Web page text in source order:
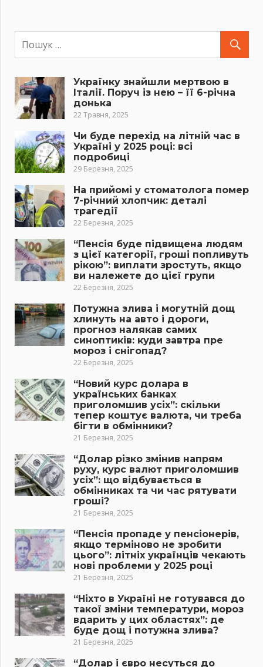
Українку знайшли мертвою в
Італії. Поруч із нею – її 6-річна
донька
22 Травня, 2025
Чи буде перехід на літній час в
Україні у 2025 році: всі
подробиці
29 Березня, 2025
На прийомі у стоматолога помер
7-річний хлопчик: деталі
трагедії
22 Березня, 2025
“Пенсія буде підвищена людям
з цієї категорії, гроші попливуть
рікою”: виплати зростуть, якщо
ви належете до цієї групи
22 Березня, 2025
Потужна злива і могутній дощ
хлинуть на авто і дороги,
прогноз налякав самих
синоптиків: куди завтра пре
мороз і снігопад?
22 Березня, 2025
“Новий курс долара в
українських банках
приголомшив усіх”: скільки
тепер коштує валюта, чи треба
бігти в обмінники?
21 Березня, 2025
“Долар різко змінив напрям
руху, курс валют приголомшив
усіх”: що відбувається в
обмінниках та чи час рятувати
гроші?
21 Березня, 2025
“Пенсія пропаде у пенсіонерів,
якщо терміново не зробити
цього”: літніх українців чекають
нові проблеми у 2025 році
21 Березня, 2025
“Ніхто в Україні не готувався до
такої зміни температури, мороз
вдарить у цих областях”: де
буде дощ і потужна злива?
21 Березня, 2025
“Долар і євро несуться до